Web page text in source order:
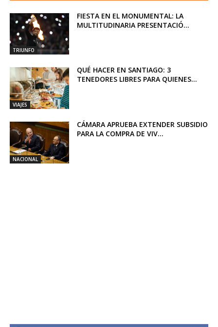
TRIUNFO
FIESTA EN EL MONUMENTAL: LA
MULTITUDINARIA PRESENTACIÓ...
VIAJES
QUÉ HACER EN SANTIAGO: 3
TENEDORES LIBRES PARA QUIENES...
NACIONAL
CÁMARA APRUEBA EXTENDER SUBSIDIO
PARA LA COMPRA DE VIV...